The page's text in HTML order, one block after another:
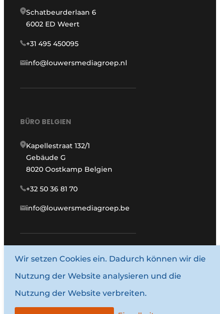
Schatbeurderlaan 6
6002 ED Weert
+31 495 450095
info@louwersmediagroep.nl
BÜRO BELGIEN
Kapellestraat 132/1
Gebäude G
8020 Oostkamp Belgien
+32 50 36 81 70
info@louwersmediagroep.be
www.louwersmediagroep.com
© 1987–2026 Louwersmediagroep.
Allgemeine Bedingungen und Konditionen
Wir setzen Cookies ein. Dadurch können wir die
Nutzung der Website analysieren und die
Nutzung der Website verbreiten.